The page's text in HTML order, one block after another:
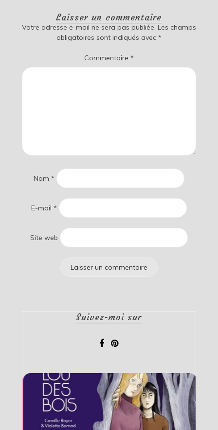
Laisser un commentaire
Votre adresse e-mail ne sera pas publiée. Les champs
obligatoires sont indiqués avec *
Commentaire *
Nom *
E-mail *
Site web
Suivez-moi sur